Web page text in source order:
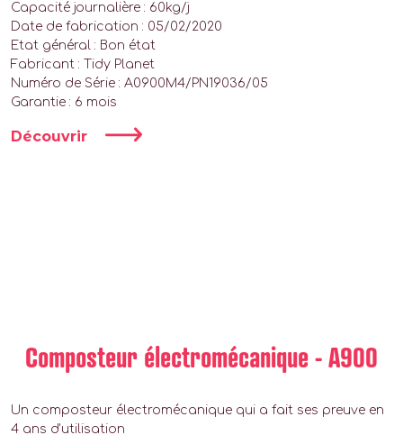
Capacité journalière : 60kg/j
Date de fabrication : 05/02/2020
Etat général : Bon état
Fabricant : Tidy Planet
Numéro de Série : A0900M4/PN19036/05
Garantie : 6 mois
Découvrir
Composteur électromécanique - A900
Un composteur électromécanique qui a fait ses preuve en
4 ans d'utilisation